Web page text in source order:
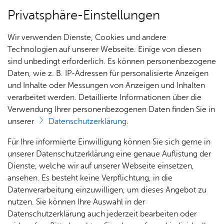
Über­sicht Bür­ger & Stadt
Rat­
haus &
Bür­
ger­
ser­vice
Rat­
häu­ser
Nach­
rich­
ten,
Vi­de­os
& Bil­
der
Me­di­
Jobs
Stel­
len­an­
ge­bo­te
Aus­bil­
dung &
Stu­di­
Bauen
& Um­
welt
Geo­
da­ten
Ge­
sund­
heit &
kum
Dienst­leis­tun­gen A–Z
Vor­le­sen
Öf­fent­li­che Ver­ga­be -
Präqua­li­fi­ka­ti­ons­ver­fah­ren im
Bau­be­reich (VOB) be­an­tra­
gen
Durch Teilnahme an einem Präqualifikationsverfahren
Privatsphäre-Einstellungen
Wir verwenden Dienste, Cookies und andere
Technologien auf unserer Webseite. Einige von diesen
sind unbedingt erforderlich. Es können personenbezogene
Daten, wie z. B. IP-Adressen für personalisierte Anzeigen
und Inhalte oder Messungen von Anzeigen und Inhalten
verarbeitet werden. Detaillierte Informationen über die
Verwendung Ihrer personenbezogenen Daten finden Sie in
unserer
Datenschutzerklärung.
Für Ihre informierte Einwilligung können Sie sich gerne in
unserer Datenschutzerklärung eine genaue Auflistung der
Dienste, welche wir auf unserer Webseite einsetzen,
ansehen. Es besteht keine Verpflichtung, in die
Datenverarbeitung einzuwilligen, um dieses Angebot zu
nutzen. Sie können Ihre Auswahl in der
Datenschutzerklärung auch jederzeit bearbeiten oder